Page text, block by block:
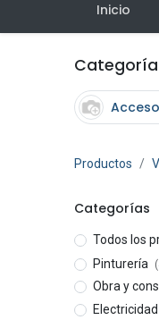
Inicio
Productos
Categorías
Todos los
Pinturería
Obra y